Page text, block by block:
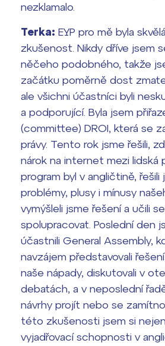
nezklamalo.
Terka: EYP pro mě byla skvělá
zkušenost. Nikdy dříve jsem
něčeho podobného, takže
začátku poměrně dost
ale všichni účastníci byli
a podporující. Byla jsem
(committee) DROI, která se
právy. Tento rok jsme řešili,
nárok na internet mezi lidská
program byl v angličtině,
problémy, plusy i mínusy
vymýšleli jsme řešení a učili
spolupracovat. Poslední den
účastnili General Assembly,
navzájem představovali
naše nápady, diskutovali v
debatách, a v neposlední
návrhy projít nebo se
této zkušenosti jsem si
vyjadřovací schopnosti v